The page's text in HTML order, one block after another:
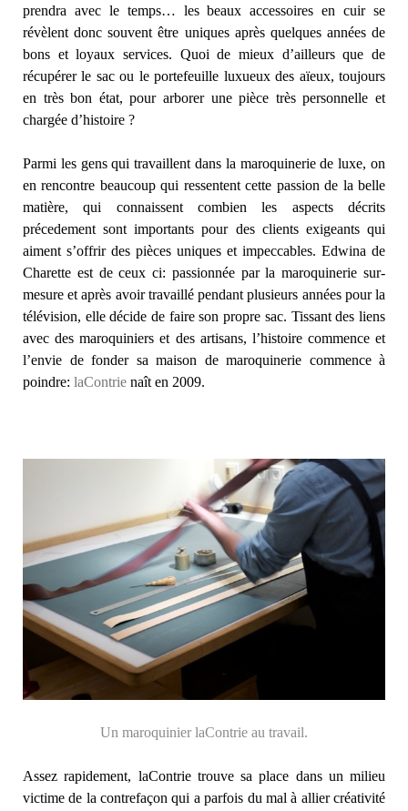
prendra avec le temps… les beaux accessoires en cuir se
révèlent donc souvent être uniques après quelques années de
bons et loyaux services. Quoi de mieux d’ailleurs que de
récupérer le sac ou le portefeuille luxueux des aïeux, toujours
en très bon état, pour arborer une pièce très personnelle et
chargée d’histoire ?
Parmi les gens qui travaillent dans la maroquinerie de luxe, on
en rencontre beaucoup qui ressentent cette passion de la belle
matière, qui connaissent combien les aspects décrits
précedement sont importants pour des clients exigeants qui
aiment s’offrir des pièces uniques et impeccables. Edwina de
Charette est de ceux ci: passionnée par la maroquinerie sur-
mesure et après avoir travaillé pendant plusieurs années pour la
télévision, elle décide de faire son propre sac. Tissant des liens
avec des maroquiniers et des artisans, l’histoire commence et
l’envie de fonder sa maison de maroquinerie commence à
poindre: laContrie naît en 2009.
Un maroquinier laContrie au travail.
Assez rapidement, laContrie trouve sa place dans un milieu
victime de la contrefaçon qui a parfois du mal à allier créativité